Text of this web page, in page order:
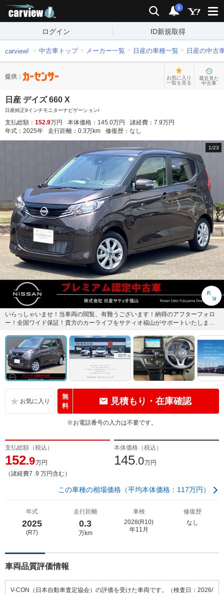
検索 通知
i
ログイン ID新規取得
carview! 中古車トップ メーカー一覧 日産の車種一覧 日産の中古
提供：
お気に入り
一覧を見る
最近見た
中古車
日産 デイズ 660 X
日産純正9インチモニターナビゲーション/
支払総額： 152.9万円 本体価格： 145.0万円 諸経費： 7.9万円
年式： 2025年 走行距離： 0.3万km 修復歴： なし
1/23
いらっしゃいませ！当車両の閲覧、有難うございます！納得のアフターフォロ
ー！全国ワイド保証！貴方のカーライフをサティオ福山がサポートいたしま
無
料
見積もり・在庫確認
※お電話番号の入力は不要です。
支払総額（税込）
152.9万円
（諸経費7 .9 万円含む）
本体価格（税込）
145.0万円
この車種の相場価格（平均本体価格：117万円）
年式
2025
(R7)
走行距離
0.3
万km
車検
2028(R10)
年11月
修復歴
なし
車両品質評価情報
V-CON（日本自動車査定協会）の評価を受けた車両です。（検査日：2026/